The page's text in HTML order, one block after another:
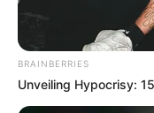
BUSCAR
BRAINBERRIES
Unveiling Hypocrisy: